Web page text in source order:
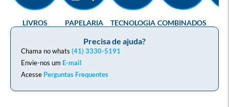
Precisa de ajuda?
Chama no whats (41) 3330-5191
Envie-nos um E-mail
Acesse Perguntas Frequentes
LIVROS PAPELARIA TECNOLOGIA COMBINADOS